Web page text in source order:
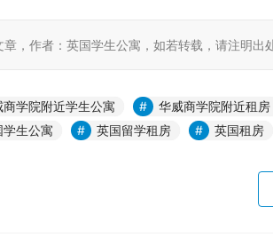
章，作者：英国学生公寓，如若转载，请注明
商学院附近学生公寓 华威商学院附近租房
学生公寓
英国留学租房 英国租房